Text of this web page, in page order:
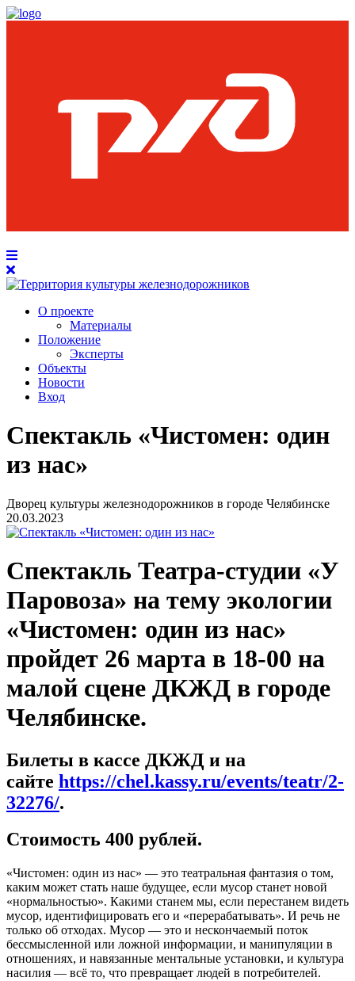
О проекте
Материалы
Положение
Эксперты
Объекты
Новости
Вход
Спектакль «Чистомен: один
из нас»
Дворец культуры железнодорожников в городе Челябинске
20.03.2023
Спектакль Театра-студии «У
Паровоза» на тему экологии
«Чистомен: один из нас»
пройдет 26 марта в 18-00 на
малой сцене ДКЖД в городе
Челябинске.
Билеты в кассе ДКЖД и на
сайте https://chel.kassy.ru/events/teatr/2-
32276/.
Стоимость 400 рублей.
«Чистомен: один из нас» — это театральная фантазия о том,
каким может стать наше будущее, если мусор станет новой
«нормальностью». Какими станем мы, если перестанем видеть
мусор, идентифицировать его и «перерабатывать». И речь не
только об отходах. Мусор — это и нескончаемый поток
бессмысленной или ложной информации, и манипуляции в
отношениях, и навязанные ментальные установки, и культура
насилия — всё то, что превращает людей в потребителей.